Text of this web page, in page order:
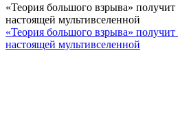
«Теория большого взрыва»
настоящей мультивселенной
«Теория большого взрыва»
настоящей мультивселенной